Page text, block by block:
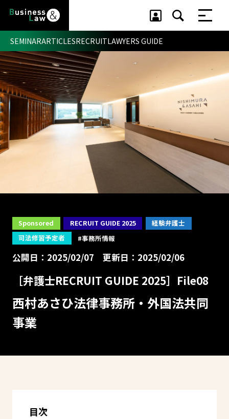
セミナー ・ 記事
セミナー
記事
リクルート
SEMINARARTICLESRECRUITLAWYERS GUIDE
Sponsored RECRUIT GUIDE 2025
経験弁護士
司法修習予定者
#事務所情報
公開日：2025/02/07 更新日：2025/02/06
［弁護士RECRUIT GUIDE 2025］File08
西村あさひ法律事務所・外国法共同
事業
目次